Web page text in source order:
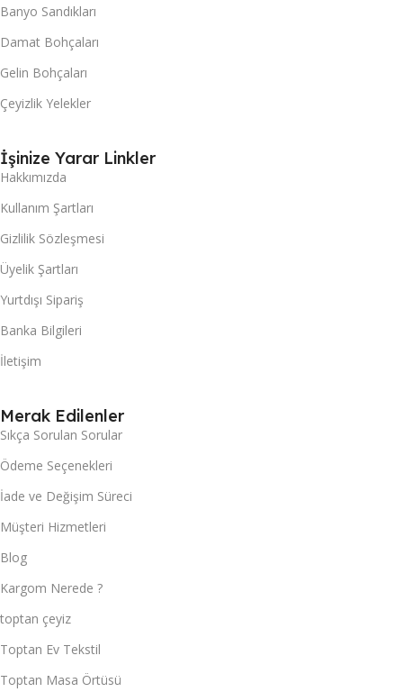
Banyo Sandıkları
Damat Bohçaları
Gelin Bohçaları
Çeyizlik Yelekler
İşinize Yarar Linkler
Hakkımızda
Kullanım Şartları
Gizlilik Sözleşmesi
Üyelik Şartları
Yurtdışı Sipariş
Banka Bilgileri
İletişim
Merak Edilenler
Sıkça Sorulan Sorular
Ödeme Seçenekleri
İade ve Değişim Süreci
Müşteri Hizmetleri
Blog
Kargom Nerede ?
toptan çeyiz
Toptan Ev Tekstil
Toptan Masa Örtüsü